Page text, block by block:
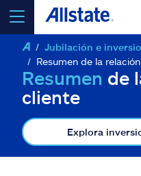
seleccionar un
Select a Product
Jubilación e
Resumen de la
Resumen de
cliente
Explora